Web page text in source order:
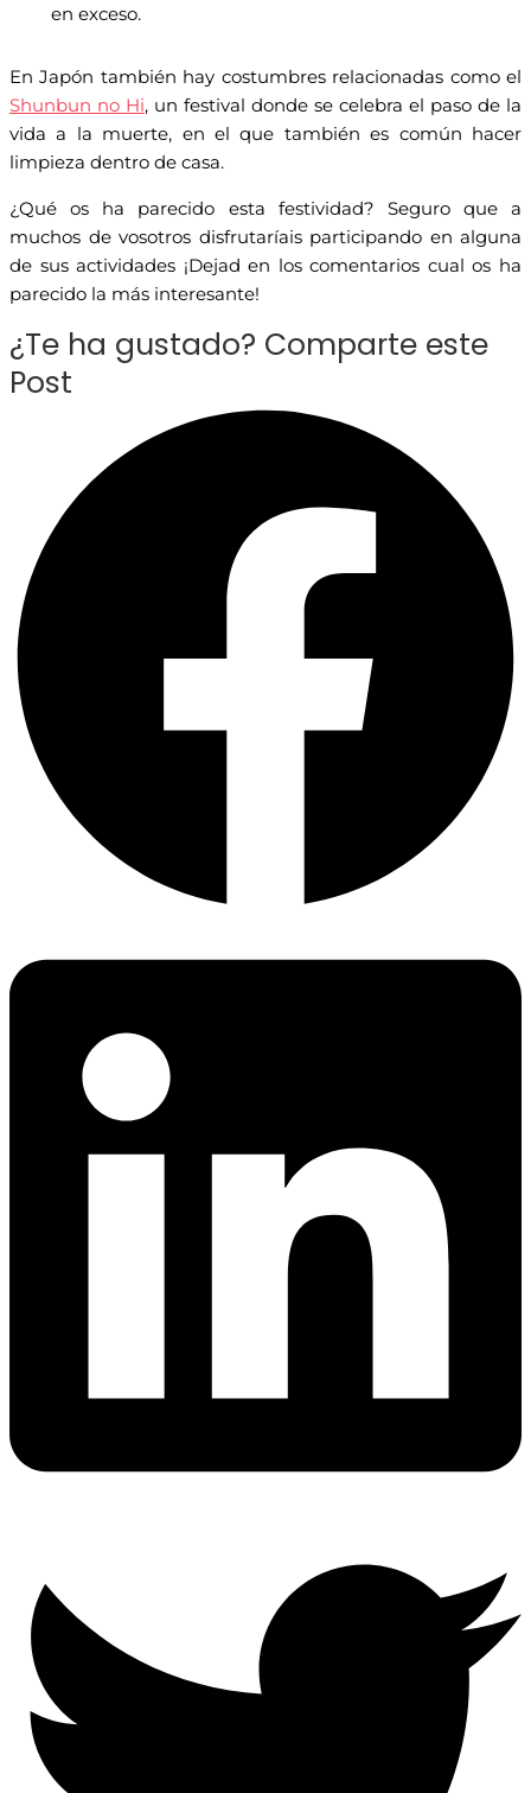
en exceso.
En Japón también hay costumbres relacionadas como el
Shunbun no Hi, un festival donde se celebra el paso de la
vida a la muerte, en el que también es común hacer
limpieza dentro de casa.
¿Qué os ha parecido esta festividad? Seguro que a
muchos de vosotros disfrutaríais participando en alguna
de sus actividades ¡Dejad en los comentarios cual os ha
parecido la más interesante!
¿Te ha gustado? Comparte este
Post